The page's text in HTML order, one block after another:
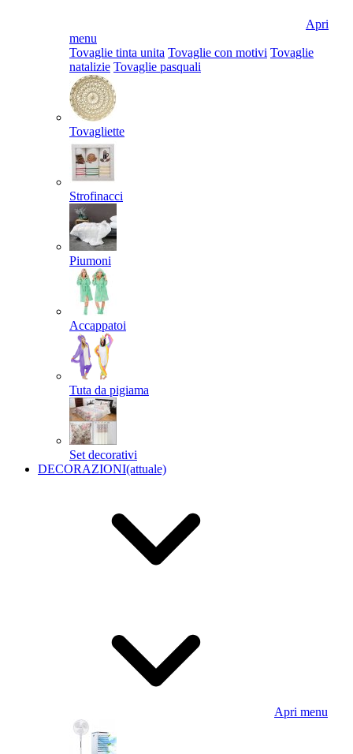
Apri
menu
Tovaglie tinta unita Tovaglie con motivi Tovaglie
natalizie Tovaglie pasquali
Tovagliette
Strofinacci
Piumoni
Accappatoi
Tuta da pigiama
Set decorativi
DECORAZIONI(attuale)
Apri menu